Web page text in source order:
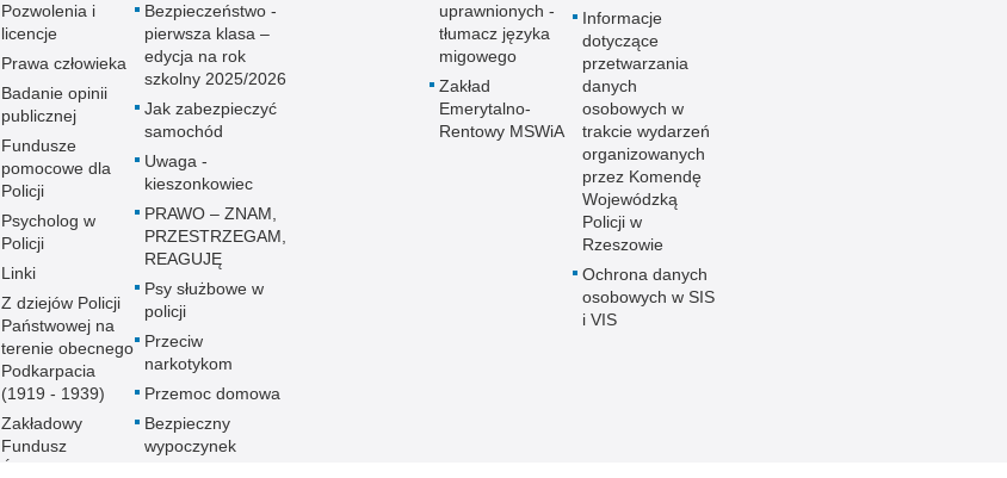
Pozwolenia i
licencje
Prawa człowieka
Badanie opinii
publicznej
Fundusze
pomocowe dla
Policji
Psycholog w
Policji
Linki
Z dziejów Policji
Państwowej na
terenie obecnego
Podkarpacia
(1919 - 1939)
Zakładowy
Fundusz
Bezpieczeństwo -
pierwsza klasa –
edycja na rok
szkolny 2025/2026
Jak zabezpieczyć
samochód
Uwaga -
kieszonkowiec
PRAWO – ZNAM,
PRZESTRZEGAM,
REAGUJĘ
Psy służbowe w
policji
Przeciw
narkotykom
Przemoc domowa
Bezpieczny
wypoczynek
uprawnionych -
tłumacz języka
migowego
Zakład
Emerytalno-
Rentowy MSWiA
Informacje
dotyczące
przetwarzania
danych
osobowych w
trakcie wydarzeń
organizowanych
przez Komendę
Wojewódzką
Policji w
Rzeszowie
Ochrona danych
osobowych w SIS
i VIS